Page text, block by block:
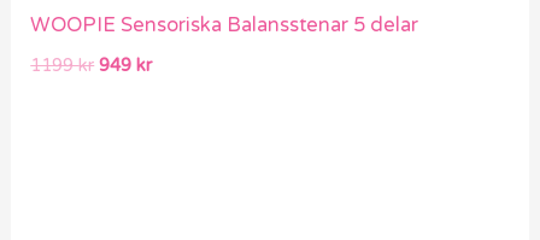
WOOPIE Sensoriska Balansstenar 5 delar
1199kr
1199 kr.
949kr
949 kr.